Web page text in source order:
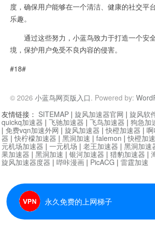
度，确保用户能够在一个清洁、健康的社交平
乐趣。
通过这些努力，小蓝鸟致力于打造一个安
境，保护用户免受不良内容的侵害。
#18#
© 2026 小蓝鸟网页版入口. Powered by:
永久免费的上网梯子
友情链接： SITEMAP | 旋风加速器官网 | 旋风软
quickq加速器 | 飞驰加速器 | 飞鸟加速器 | 狗急加
| 免费vqn加速外网 | 旋风加速器 |快橙加速器 |
器 |快柠檬加速器 | 黑洞加速 | falemon |快橙加
元机场加速器 | 一元机场 | 老王加速器 | 黑洞加速
果加速器 | 黑洞加速 | 银河加速器 | 猎豹加速器 |
旋风加速器度器 | 哔咔漫画 | PicACG | 雷霆加速